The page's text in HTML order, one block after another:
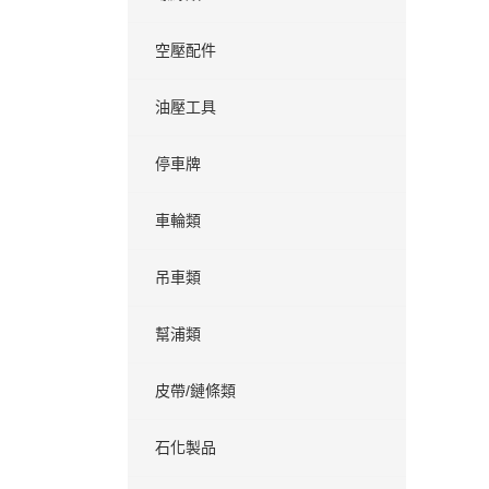
空壓配件
油壓工具
停車牌
車輪類
吊車類
幫浦類
皮帶/鏈條類
石化製品